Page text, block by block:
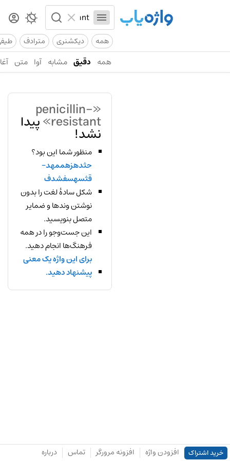
همه دیکشنری مترادف
همه دقیق مشابه آوا متن
«penicillin-
resistant» پیدا
نشد!
منظور شما این بود؟
حثدهزهممهد-
قثسهسفشدف
شکل سادهٔ لغت را بدون
نوشتن وندها و ضمایر
متصل بنویسید.
این جست‌وجو را در همه
فرهنگ‌ها انجام دهید.
برای این واژه یک معنی
پیشنهاد دهید.
خرید اشتراک افزودن واژه افزونه مرورگر تماس درباره